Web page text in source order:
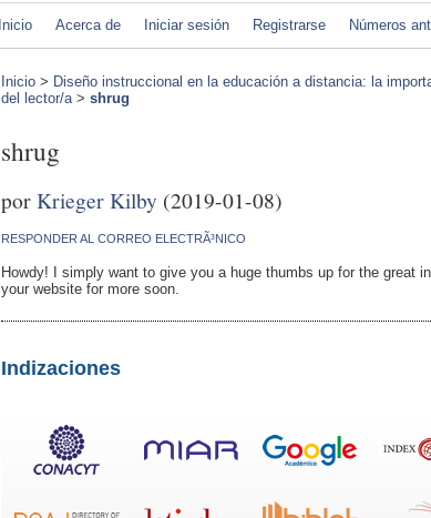
Inicio Acerca de Iniciar sesión Registrarse Números
Inicio > Diseño instruccional en la educación a distancia: la
del lector/a> shrug
shrug
porKrieger Kilby (2019-01-08)
RESPONDER AL CORREO ELECTRÃ³NICO
Howdy! I simply want to give you a huge thumbs up for the great
your website for more soon.
Indizaciones